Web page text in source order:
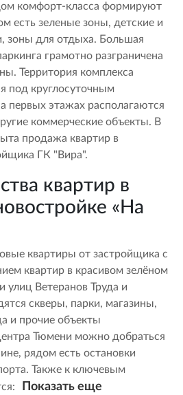
комфорт-класса формируют
есть зеленые зоны, детские и
зоны для отдыха. Большая
грамотно разграничена
Территория комплекса
под круглосуточным
первых этажах располагаются
коммерческие объекты. В
продажа квартир в
ГК "Вира".
квартир в
«На
квартиры от застройщика с
квартир в красивом зелёном
улиц Ветеранов Труда и
скверы, парки, магазины,
и прочие объекты
Тюмени можно добраться
рядом есть остановки
Также к ключевым
Показать еще